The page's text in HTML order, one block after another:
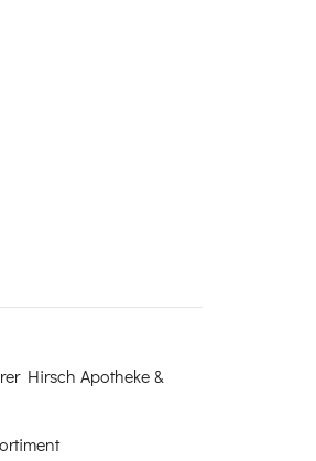
Hirsch Apotheke &